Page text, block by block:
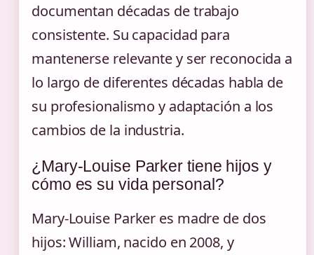
documentan décadas de trabajo
consistente. Su capacidad para
mantenerse relevante y ser reconocida a
lo largo de diferentes décadas habla de
su profesionalismo y adaptación a los
cambios de la industria.
¿Mary-Louise Parker tiene hijos y
cómo es su vida personal?
Mary-Louise Parker es madre de dos
hijos: William, nacido en 2008, y